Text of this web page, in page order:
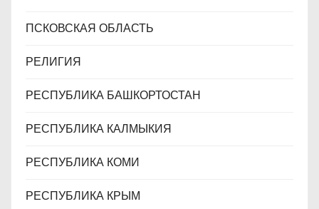
ПСКОВСКАЯ ОБЛАСТЬ
РЕЛИГИЯ
РЕСПУБЛИКА БАШКОРТОСТАН
РЕСПУБЛИКА КАЛМЫКИЯ
РЕСПУБЛИКА КОМИ
РЕСПУБЛИКА КРЫМ